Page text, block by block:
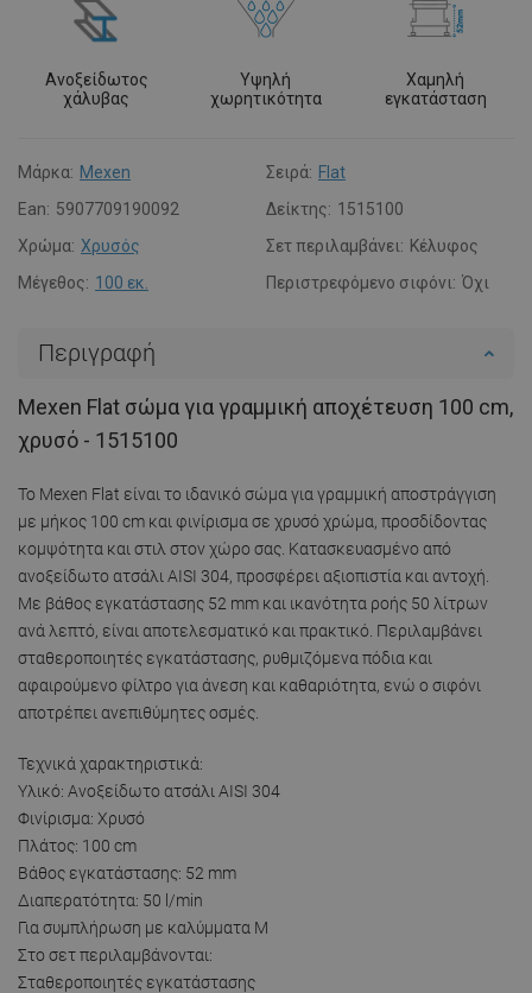
Ανοξείδωτος
χάλυβας
Υψηλή
χωρητικότητα
Χαμηλή
εγκατάσταση
Μάρκα: Mexen Σειρά: Flat
Ean: 5907709190092 Δείκτης: 1515100
Χρώμα: Χρυσός Σετ περιλαμβάνει: Κέλυφος
Μέγεθος: 100 εκ. Περιστρεφόμενο σιφόνι: Όχι
Περιγραφή
Mexen Flat σώμα για γραμμική αποχέτευση 100 cm,
χρυσό - 1515100
Το Mexen Flat είναι το ιδανικό σώμα για γραμμική αποστράγγιση
με μήκος 100 cm και φινίρισμα σε χρυσό χρώμα, προσδίδοντας
κομψότητα και στιλ στον χώρο σας. Κατασκευασμένο από
ανοξείδωτο ατσάλι AISI 304, προσφέρει αξιοπιστία και αντοχή.
Με βάθος εγκατάστασης 52 mm και ικανότητα ροής 50 λίτρων
ανά λεπτό, είναι αποτελεσματικό και πρακτικό. Περιλαμβάνει
σταθεροποιητές εγκατάστασης, ρυθμιζόμενα πόδια και
αφαιρούμενο φίλτρο για άνεση και καθαριότητα, ενώ ο σιφόνι
αποτρέπει ανεπιθύμητες οσμές.
Τεχνικά χαρακτηριστικά:
Υλικό: Ανοξείδωτο ατσάλι AISI 304
Φινίρισμα: Χρυσό
Πλάτος: 100 cm
Βάθος εγκατάστασης: 52 mm
Διαπερατότητα: 50 l/min
Για συμπλήρωση με καλύμματα M
Στο σετ περιλαμβάνονται:
Σταθεροποιητές εγκατάστασης